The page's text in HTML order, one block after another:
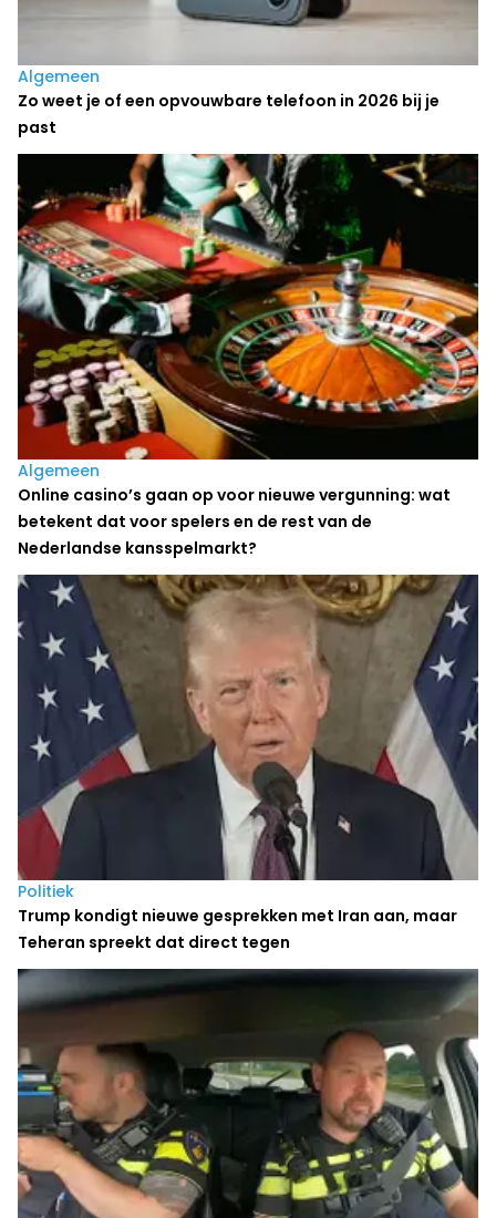
Algemeen
Zo weet je of een opvouwbare telefoon in 2026 bij je
past
Algemeen
Online casino’s gaan op voor nieuwe vergunning: wat
betekent dat voor spelers en de rest van de
Nederlandse kansspelmarkt?
Politiek
Trump kondigt nieuwe gesprekken met Iran aan, maar
Teheran spreekt dat direct tegen